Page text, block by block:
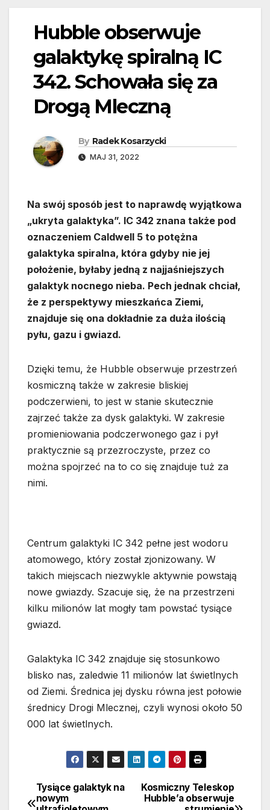
Hubble obserwuje
galaktykę spiralną IC
342. Schowała się za
Drogą Mleczną
By Radek Kosarzycki
MAJ 31, 2022
Na swój sposób jest to naprawdę wyjątkowa
„ukryta galaktyka”. IC 342 znana także pod
oznaczeniem Caldwell 5 to potężna
galaktyka spiralna, która gdyby nie jej
położenie, byłaby jedną z najjaśniejszych
galaktyk nocnego nieba. Pech jednak chciał,
że z perspektywy mieszkańca Ziemi,
znajduje się ona dokładnie za duża ilością
pyłu, gazu i gwiazd.
Dzięki temu, że Hubble obserwuje przestrzeń
kosmiczną także w zakresie bliskiej
podczerwieni, to jest w stanie skutecznie
zajrzeć także za dysk galaktyki. W zakresie
promieniowania podczerwonego gaz i pył
praktycznie są przezroczyste, przez co
można spojrzeć na to co się znajduje tuż za
nimi.
Centrum galaktyki IC 342 pełne jest wodoru
atomowego, który został zjonizowany. W
takich miejscach niezwykle aktywnie powstają
nowe gwiazdy. Szacuje się, że na przestrzeni
kilku milionów lat mogły tam powstać tysiące
gwiazd.
Galaktyka IC 342 znajduje się stosunkowo
blisko nas, zaledwie 11 milionów lat świetlnych
od Ziemi. Średnica jej dysku równa jest połowie
średnicy Drogi Mlecznej, czyli wynosi około 50
000 lat świetlnych.
Nawigacja
Kosmiczny Teleskop
Hubble’a obserwuje
Tysiące galaktyk na
nowym